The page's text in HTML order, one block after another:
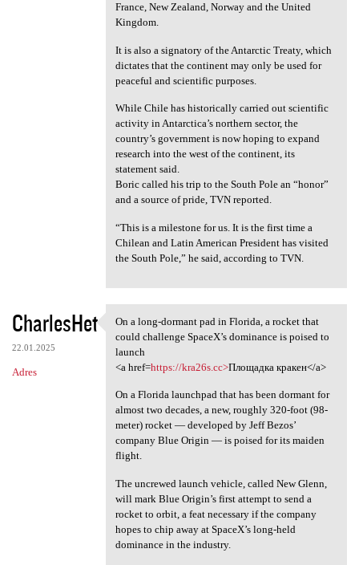
France, New Zealand, Norway and the United
Kingdom.
It is also a signatory of the Antarctic Treaty, which
dictates that the continent may only be used for
peaceful and scientific purposes.
While Chile has historically carried out scientific
activity in Antarctica’s northern sector, the
country’s government is now hoping to expand
research into the west of the continent, its
statement said.
Boric called his trip to the South Pole an “honor”
and a source of pride, TVN reported.
“This is a milestone for us. It is the first time a
Chilean and Latin American President has visited
the South Pole,” he said, according to TVN.
CharlesHet
22.01.2025
Adres
On a long-dormant pad in
On a long-dormant pad in Florida, a rocket that
could challenge SpaceX’s dominance is poised to
launch
<a href=https://kra26s.cc>Площадка кракен</a>
On a Florida launchpad that has been dormant for
almost two decades, a new, roughly 320-foot (98-
meter) rocket — developed by Jeff Bezos’
company Blue Origin — is poised for its maiden
flight.
The uncrewed launch vehicle, called New Glenn,
will mark Blue Origin’s first attempt to send a
rocket to orbit, a feat necessary if the company
hopes to chip away at SpaceX’s long-held
dominance in the industry.